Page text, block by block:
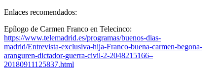
Enlaces recomendados:
Epílogo de Carmen Franco en Telecinco:
https://www.telemadrid.es/programas/buenos-dias-
madrid/Entrevista-exclusiva-hija-Franco-buena-carmen-begona-
aranguren-dictador-guerra-civil-2-2048215166–
20180911125837.html